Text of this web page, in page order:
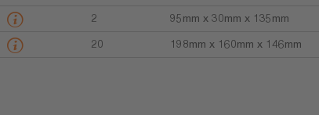
2 95mm x 30mm x 135mm
20 198mm x 160mm x 146mm